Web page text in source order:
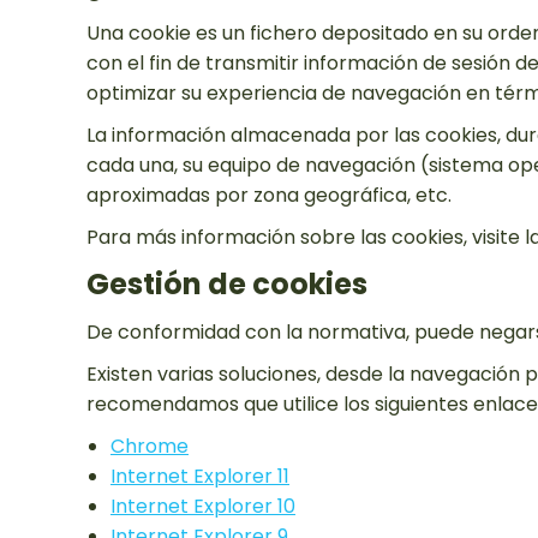
Una cookie es un fichero depositado en su
con el fin de transmitir información de sesión
optimizar su experiencia de navegación en
La información almacenada por las cookies,
cada una, su equipo de navegación (sistema
aproximadas por zona geográfica, etc.
Para más información sobre las cookies, visite
Gestión de cookies
De conformidad con la normativa, puede
Existen varias soluciones, desde la
recomendamos que utilice los siguientes
Chrome
Internet Explorer 11
Internet Explorer 10